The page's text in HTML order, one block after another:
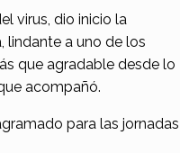
virus, dio inicio la
lindante a uno de los
que agradable desde lo
acompañó.
para las jornadas